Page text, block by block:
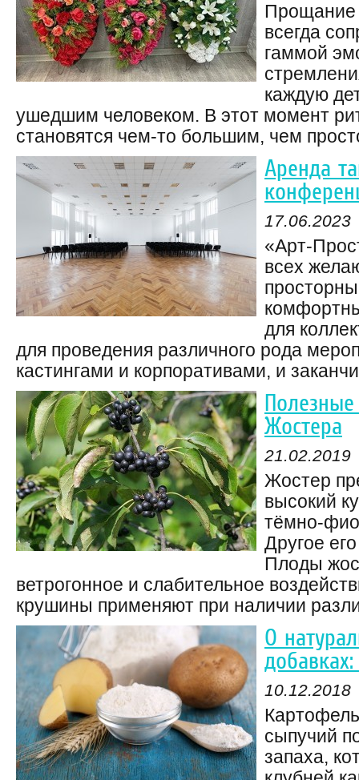
Прощание
всегда
гаммой
каждую
ушедшим человеком. В этот момент
становятся чем-то большим, чем
Аренда
17.06.2023
«Арт-
всех
для
для проведения различного рода
кастингами и корпоративами, и
Полезные
Жостера
21.02.2019
Жостер
высокий
тёмно-
Другое
Плоды
ветрогонное и слабительное
крушины применяют при наличии
О
10.12.2018
сыпучий
запаха,